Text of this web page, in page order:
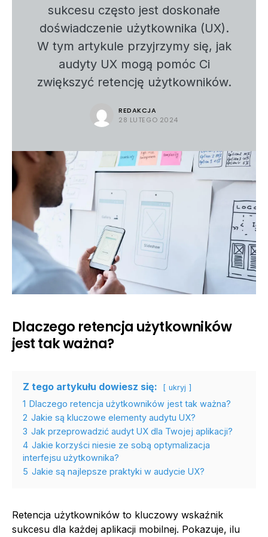
sukcesu często jest doskonałe
doświadczenie użytkownika (UX).
W tym artykule przyjrzymy się, jak
audyty UX mogą pomóc Ci
zwiększyć retencję użytkowników.
REDAKCJA
28 LUTEGO 2024
Dlaczego retencja użytkowników
jest tak ważna?
Z tego artykułu dowiesz się: ukryj
1 Dlaczego retencja użytkowników jest tak ważna?
2 Jakie są kluczowe elementy audytu UX?
3 Jak przeprowadzić audyt UX dla Twojej aplikacji?
4 Jakie korzyści niesie ze sobą optymalizacja
interfejsu użytkownika?
5 Jakie są najlepsze praktyki w audycie UX?
Retencja użytkowników to kluczowy wskaźnik
sukcesu dla każdej aplikacji mobilnej. Pokazuje, ilu